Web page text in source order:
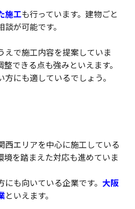
施工も行っています。建物ごと
が可能です。
えで施工内容を提案していま
できる点も強みといえます。
にも適しているでしょう。
西エリアを中心に施工している
境を踏まえた対応も進めていま
も向いている企業です。 大阪
といえます。